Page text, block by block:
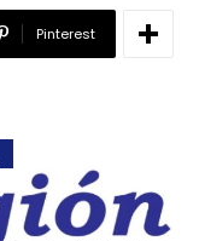
Pinterest